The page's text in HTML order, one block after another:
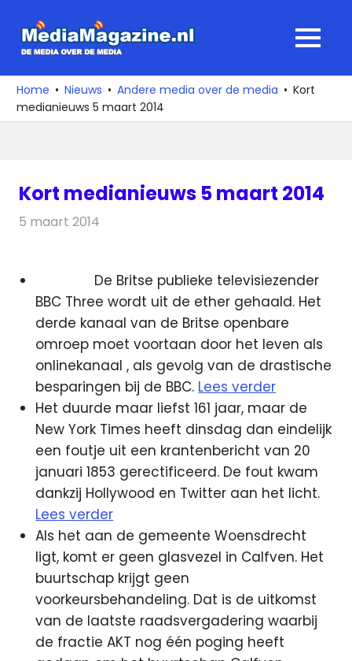
naar
media
over
de
MENU
Home Nieuws Andere media over de media
Kort
medianieuws 5 maart 2014
Kort medianieuws 5 maart 2014
5 maart 2014
De Britse publieke televisiezender
BBC Three wordt uit de ether gehaald. Het
derde kanaal van de Britse openbare
omroep moet voortaan door het leven als
onlinekanaal, als gevolg van de drastische
besparingen bij de BBC. Lees verder
Het duurde maar liefst 161 jaar, maar de
New York Times heeft dinsdag dan eindelijk
een foutje uit een krantenbericht van 20
januari 1853 gerectificeerd. De fout kwam
dankzij Hollywood en Twitter aan het licht.
Lees verder
Als het aan de gemeente Woensdrecht
ligt, komt er geen glasvezel in Calfven. Het
buurtschap krijgt geen
voorkeursbehandeling. Dat is de uitkomst
van de laatste raadsvergadering waarbij
de fractie AKT nog één poging heeft